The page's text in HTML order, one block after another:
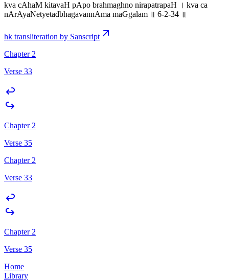
kva cAhaM kitavaH pApo brahmaghno nirapatrapaH । kva ca
nArAyaNetyetadbhagavannAma maGgalam ॥ 6-2-34 ॥
hk transliteration by Sanscript
Chapter 2
Verse 33
Chapter 2
Verse 35
Chapter 2
Verse 33
Chapter 2
Verse 35
Home
Library